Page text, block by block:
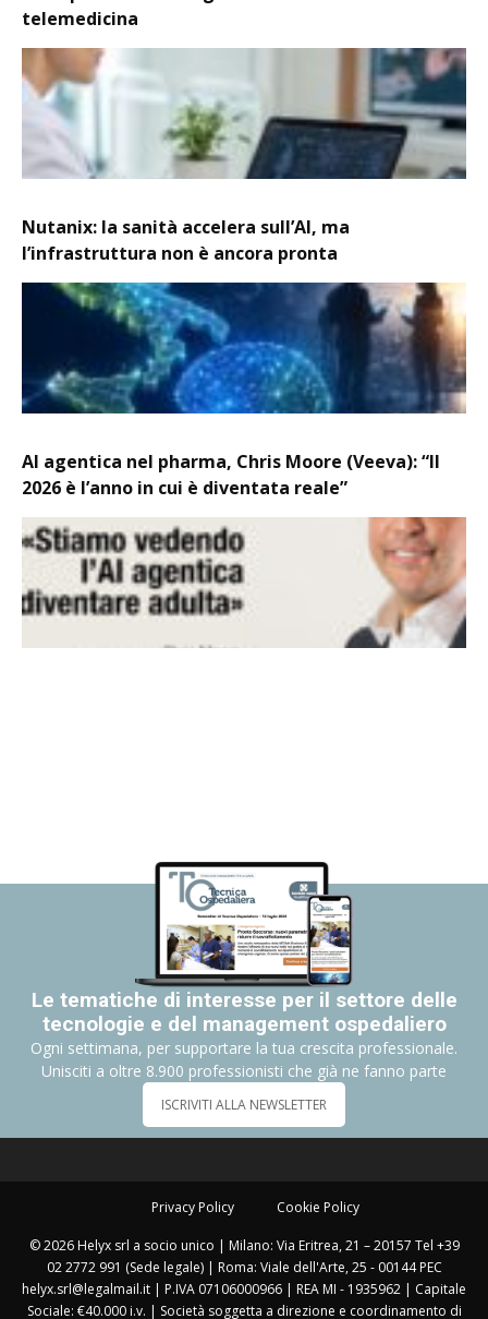
telemedicina
Nutanix: la sanità accelera sull’AI, ma
l’infrastruttura non è ancora pronta
AI agentica nel pharma, Chris Moore (Veeva): “Il
2026 è l’anno in cui è diventata reale”
Le tematiche di interesse per il settore delle
tecnologie e del management ospedaliero
Ogni settimana, per supportare la tua crescita professionale.
Unisciti a oltre 8.900 professionisti che già ne fanno parte
ISCRIVITI ALLA NEWSLETTER
Privacy Policy Cookie Policy
© 2026 Helyx srl a socio unico | Milano: Via Eritrea, 21 – 20157 Tel +39
02 2772 991 (Sede legale) | Roma: Viale dell'Arte, 25 - 00144 PEC
helyx.srl@legalmail.it | P.IVA 07106000966 | REA MI - 1935962 | Capitale
Sociale: €40.000 i.v. | Società soggetta a direzione e coordinamento di